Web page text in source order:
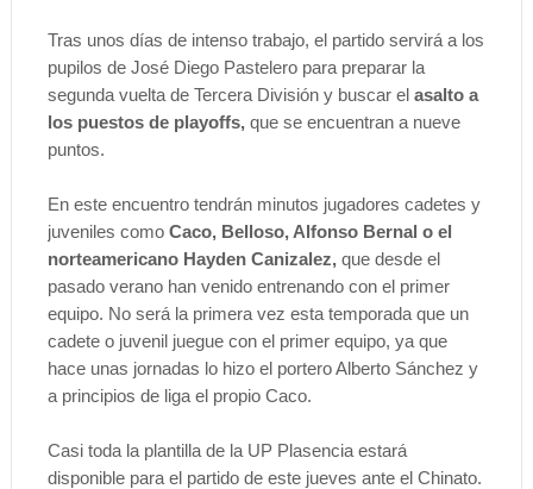
Tras unos días de intenso trabajo, el partido servirá a los
pupilos de José Diego Pastelero para preparar la
segunda vuelta de Tercera División y buscar el asalto a
los puestos de playoffs, que se encuentran a nueve
puntos.
En este encuentro tendrán minutos jugadores cadetes y
juveniles como Caco, Belloso, Alfonso Bernal o el
norteamericano Hayden Canizalez, que desde el
pasado verano han venido entrenando con el primer
equipo. No será la primera vez esta temporada que un
cadete o juvenil juegue con el primer equipo, ya que
hace unas jornadas lo hizo el portero Alberto Sánchez y
a principios de liga el propio Caco.
Casi toda la plantilla de la UP Plasencia estará
disponible para el partido de este jueves ante el Chinato.